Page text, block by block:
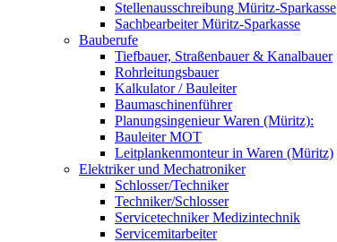
Stellenausschreibung Müritz-Sparkasse
Sachbearbeiter Müritz-Sparkasse
Bauberufe
Tiefbauer, Straßenbauer & Kanalbauer
Rohrleitungsbauer
Kalkulator / Bauleiter
Baumaschinenführer
Planungsingenieur Waren (Müritz):
Bauleiter MOT
Leitplankenmonteur in Waren (Müritz)
Elektriker und Mechatroniker
Schlosser/Techniker
Techniker/Schlosser
Servicetechniker Medizintechnik
Servicemitarbeiter